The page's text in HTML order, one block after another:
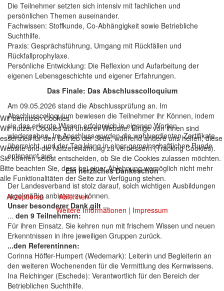
Die Teilnehmer setzten sich intensiv mit fachlichen und
persönlichen Themen auseinander.
Fachwissen: Stoffkunde, Co-Abhängigkeit sowie Betriebliche
Suchthilfe.
Praxis: Gesprächsführung, Umgang mit Rückfällen und
Rückfallprophylaxe.
Persönliche Entwicklung: Die Reflexion und Aufarbeitung der
eigenen Lebensgeschichte und eigener Erfahrungen.
Das Finale: Das Abschlusscolloquium
Am 09.05.2026 stand die Abschlussprüfung an. Im
Abschlusscolloquium bewiesen die Teilnehmer ihr Können, indem
sie das erlernte Wissen erfolgreich in eigenen Worten
wiedergaben. Im Anschluss wurden die wohlverdienten Zertifikate
überreicht, und der Tag klang in einer gemeinschaftlichen Runde
entspannt aus.
Ein herzliches Dankeschön
Der Landesverband ist stolz darauf, solch wichtigen Ausbildungen
regelmäßig anbieten zu können.
Unser besonderer Dank gilt ...
... den 9 Teilnehmern:
Für ihren Einsatz. Sie kehren nun mit frischem Wissen und neuen
Erkenntnissen in ihre jeweiligen Gruppen zurück.
...den Referentinnen:
Corinna Höffer-Humpert (Wedemark): Leiterin und Begleiterin an
den weiteren Wochenenden für die Vermittlung des Kernwissens.
Ina Reichinger (Eschede): Verantwortlich für den Bereich der
Betrieblichen Suchthilfe.
Wir benutzen Cookies
Wir nutzen Cookies auf unserer Website. Einige von ihnen sind
essenziell für den Betrieb der Seite, während andere uns helfen, diese
Website und die Nutzererfahrung zu verbessern (Tracking Cookies).
Sie können selbst entscheiden, ob Sie die Cookies zulassen möchten.
Bitte beachten Sie, dass bei einer Ablehnung womöglich nicht mehr
alle Funktionalitäten der Seite zur Verfügung stehen.
Akzeptieren
Ablehnen
Weitere Informationen | Impressum